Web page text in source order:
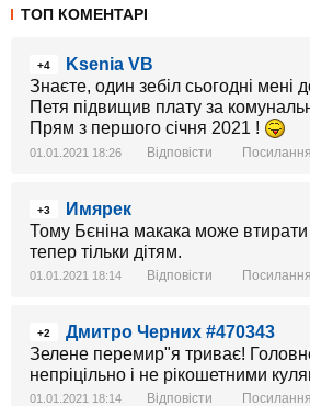
ТОП КОМЕНТАРІ
+4
Ksenia VB
Знаєте, один зебіл сьогодні мені
Петя підвищив плату за
Прям з першого січня 2021 !
01.01.2021 18:26 Відповісти Посилання
+3
Имярек
Тому Бєніна макака може втирати
тепер тільки дітям.
01.01.2021 18:14 Відповісти Посилання
+2
Дмитро Черних #470343
Зелене перемир"я триває!
непріцільно і не рікошетними
01.01.2021 18:14 Відповісти Посилання